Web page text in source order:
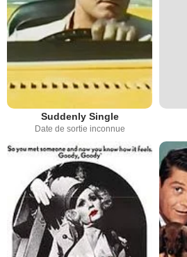
Suddenly Single
Date de sortie inconnue